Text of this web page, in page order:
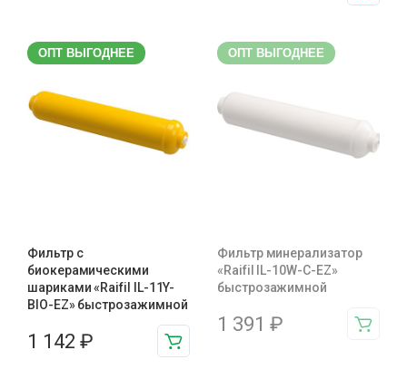
ОПТ ВЫГОДНЕЕ
Фильтр с
биокерамическими
шариками «Raifil IL-11Y-
BIO-EZ» быстрозажимной
1 142 ₽
ОПТ ВЫГОДНЕЕ
Фильтр минерализатор
«Raifil IL-10W-C-EZ»
быстрозажимной
1 391 ₽